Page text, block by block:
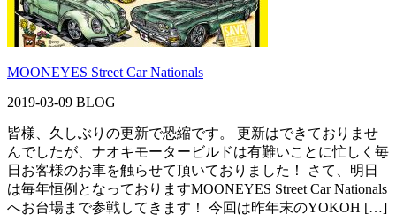
MOONEYES Street Car Nationals
2019-03-09 BLOG
皆様、久しぶりの更新で恐縮です。 更新はできておりませ
んでしたが、ナオキモータービルドは有難いことに忙しく毎
日お客様のお車を触らせて頂いておりました！ さて、明日
は毎年恒例となっておりますMOONEYES Street Car Nationals
へお台場まで参戦してきます！ 今回は昨年末のYOKOH […]